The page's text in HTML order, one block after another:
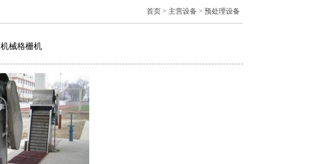
首页 > 主营设备 > 预处理设备
机械格栅机